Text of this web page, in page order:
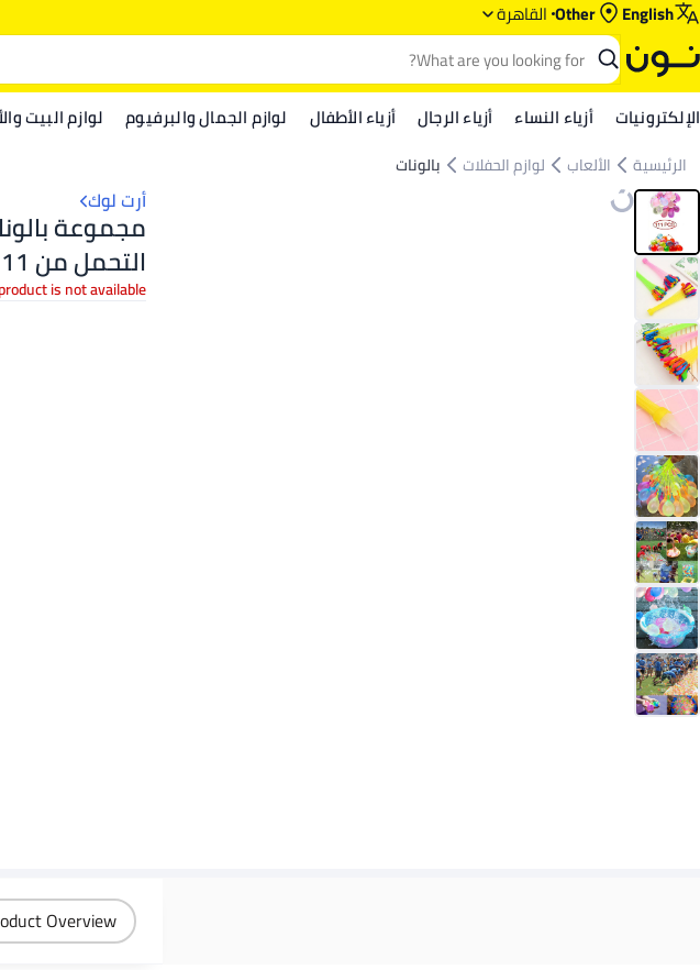
English
Other القاهرة
الإلكترونيات أزياء النساء أزياء الرجال أزياء الأطفال لوازم الجمال والبرفيوم لوازم البيت
الرئيسية الألعاب لوازم الحفلات بالونات
أرت لوك
مجموعة
التحمل من 111 قطعة
is not available.
Overview